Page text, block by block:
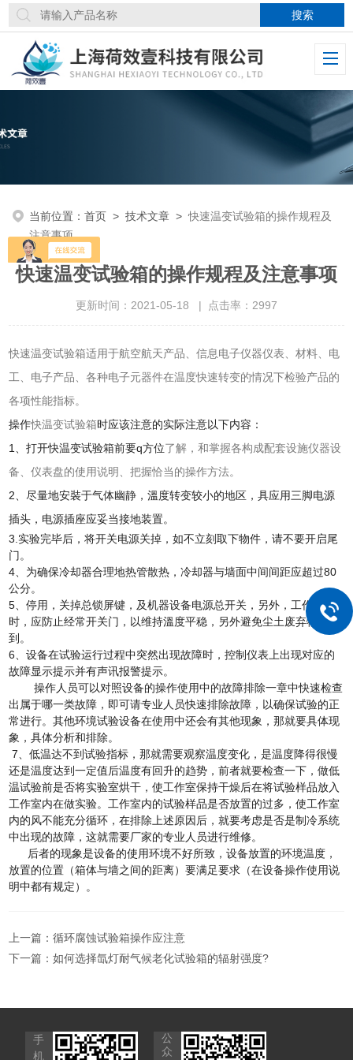
当前位置：首页 >技术文章 >快速温变试验箱的操作规程及
注意事项
快速温变试验箱的操作规程及注意事项
更新时间：2021-05-18 | 点击率：2997
快速温变试验箱适用于航空航天产品、信息电子仪器仪表、材料、电
工、电子产品、各种电子元器件在温度快速转变的情况下检验产品的
各项性能指标。
操作快温变试验箱时应该注意的实际注意以下内容：
1、打开快温变试验箱前要q方位了解，和掌握各构成配套设施仪器设
备、仪表盘的使用说明、把握恰当的操作方法。
2、尽量地安裝于气体幽静，溫度转变较小的地区，具应用三脚电源
插头，电源插座应妥当接地装置。
3.实验完毕后，将开关电源关掉，如不立刻取下物件，请不要开启尾
门。
4、为确保冷却器合理地热管散热，冷却器与墙面中间间距应超过80
公分。
5、停用，关掉总锁屏键，及机器设备电源总开关，另外，工作中
时，应防止经常开关门，以维持溫度平稳，另外避免尘土废弃物进
到。
6、设备在试验运行过程中突然出现故障时，控制仪表上出现对应的
故障显示提示并有声讯报警提示。
操作人员可以对照设备的操作使用中的故障排除一章中快速检查
出属于哪一类故障，即可请专业人员快速排除故障，以确保试验的正
常进行。其他环境试验设备在使用中还会有其他现象，那就要具体现
象，具体分析和排除。
7、低温达不到试验指标，那就需要观察温度变化，是温度降得很慢
还是温度达到一定值后温度有回升的趋势，前者就要检查一下，做低
温试验前是否将实验室烘干，使工作室保持干燥后在将试验样品放入
工作室内在做实验。工作室内的试验样品是否放置的过多，使工作室
内的风不能充分循环，在排除上述原因后，就要考虑是否是制冷系统
中出现的故障，这就需要厂家的专业人员进行维修。
后者的现象是设备的使用环境不好所致，设备放置的环境温度，
放置的位置（箱体与墙之间的距离）要满足要求（在设备操作使用说
明中都有规定）。
上一篇：循环腐蚀试验箱操作应注意
下一篇：如何选择氙灯耐气候老化试验箱的辐射强度?
手
机
公
众